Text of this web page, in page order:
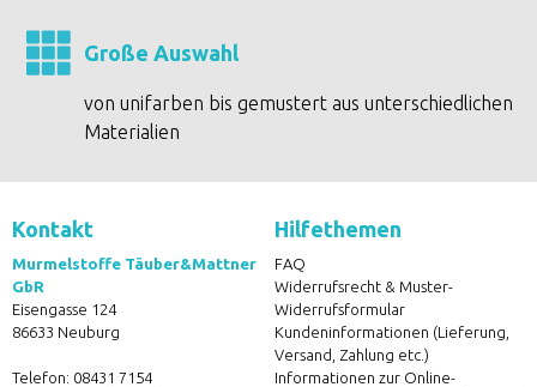
Große Auswahl
von unifarben bis gemustert aus unterschiedlichen
Materialien
Kontakt
Murmelstoffe Täuber&Mattner
GbR
Eisengasse 124
86633 Neuburg
Telefon: 08431 7154
Hilfethemen
FAQ
Widerrufsrecht & Muster-
Widerrufsformular
Kundeninformationen (Lieferung,
Versand, Zahlung etc.)
Informationen zur Online-